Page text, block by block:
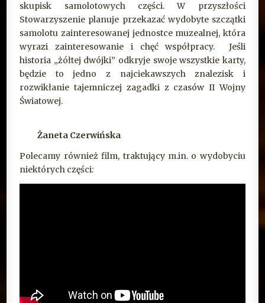
skupisk samolotowych części. W przyszłości
Stowarzyszenie planuje przekazać wydobyte szczątki
samolotu zainteresowanej jednostce muzealnej, która
wyrazi zainteresowanie i chęć współpracy. Jeśli
historia „żółtej dwójki” odkryje swoje wszystkie karty,
będzie to jedno z najciekawszych znalezisk i
rozwikłanie tajemniczej zagadki z czasów II Wojny
Światowej.
Żaneta Czerwińska
Polecamy również film, traktujący m.in. o wydobyciu
niektórych części: